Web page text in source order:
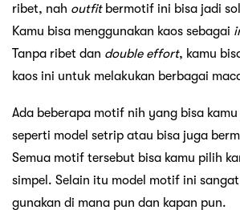
ribet, nah outfitbermotif ini bisa jadi
Kamu bisa menggunakan kaos sebagai
Tanpa ribet dan double effort, kamu
kaos ini untuk melakukan berbagai
Ada beberapa motif nih yang bisa
seperti model setrip atau bisa juga
Semua motif tersebut bisa kamu pilih
simpel. Selain itu model motif ini
gunakan di mana pun dan kapan pun.